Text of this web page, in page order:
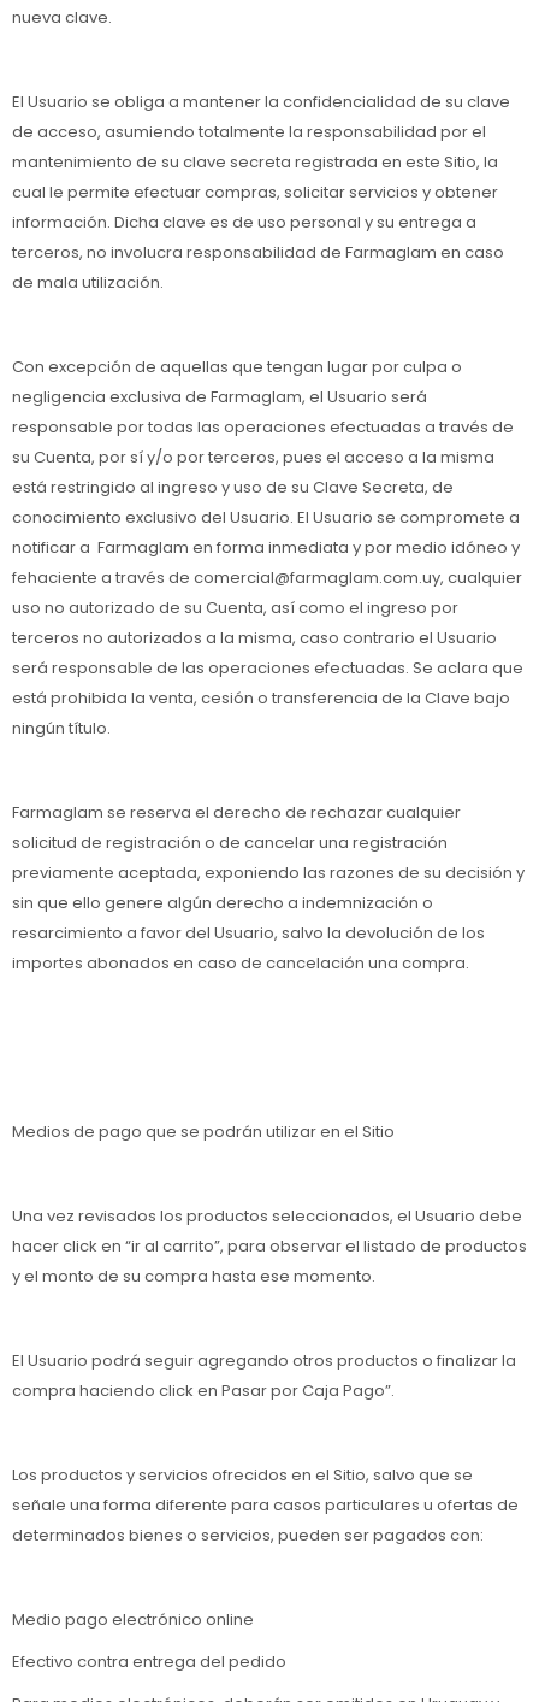
nueva clave.
El Usuario se obliga a mantener la confidencialidad de su clave
de acceso, asumiendo totalmente la responsabilidad por el
mantenimiento de su clave secreta registrada en este Sitio, la
cual le permite efectuar compras, solicitar servicios y obtener
información. Dicha clave es de uso personal y su entrega a
terceros, no involucra responsabilidad de Farmaglam en caso
de mala utilización.
Con excepción de aquellas que tengan lugar por culpa o
negligencia exclusiva de Farmaglam, el Usuario será
responsable por todas las operaciones efectuadas a través de
su Cuenta, por sí y/o por terceros, pues el acceso a la misma
está restringido al ingreso y uso de su Clave Secreta, de
conocimiento exclusivo del Usuario. El Usuario se compromete a
notificar a Farmaglam en forma inmediata y por medio idóneo y
fehaciente a través de comercial@farmaglam.com.uy, cualquier
uso no autorizado de su Cuenta, así como el ingreso por
terceros no autorizados a la misma, caso contrario el Usuario
será responsable de las operaciones efectuadas. Se aclara que
está prohibida la venta, cesión o transferencia de la Clave bajo
ningún título.
Farmaglam se reserva el derecho de rechazar cualquier
solicitud de registración o de cancelar una registración
previamente aceptada, exponiendo las razones de su decisión y
sin que ello genere algún derecho a indemnización o
resarcimiento a favor del Usuario, salvo la devolución de los
importes abonados en caso de cancelación una compra.
Medios de pago que se podrán utilizar en el Sitio
Una vez revisados los productos seleccionados, el Usuario debe
hacer click en “ir al carrito”, para observar el listado de productos
y el monto de su compra hasta ese momento.
El Usuario podrá seguir agregando otros productos o finalizar la
compra haciendo click en Pasar por Caja Pago”.
Los productos y servicios ofrecidos en el Sitio, salvo que se
señale una forma diferente para casos particulares u ofertas de
determinados bienes o servicios, pueden ser pagados con:
Medio pago electrónico online
Efectivo contra entrega del pedido